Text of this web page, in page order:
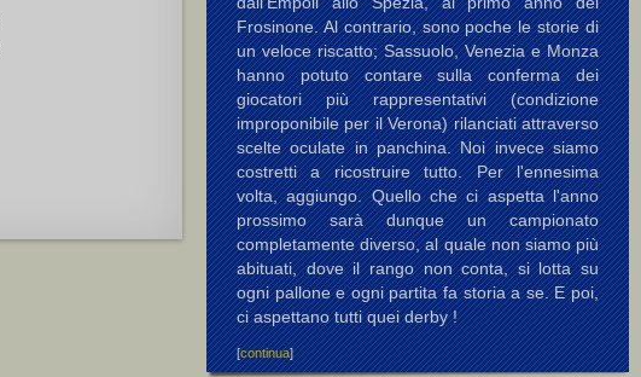
Frosinone. Al contrario, sono poche le storie di
un veloce riscatto; Sassuolo, Venezia e Monza
hanno potuto contare sulla conferma dei
giocatori più rappresentativi (condizione
improponibile per il Verona) rilanciati attraverso
scelte oculate in panchina. Noi invece siamo
costretti a ricostruire tutto. Per l'ennesima
volta, aggiungo. Quello che ci aspetta l'anno
prossimo sarà dunque un campionato
completamente diverso, al quale non siamo più
abituati, dove il rango non conta, si lotta su
ogni pallone e ogni partita fa storia a se. E poi,
ci aspettano tutti quei derby !
[continua]